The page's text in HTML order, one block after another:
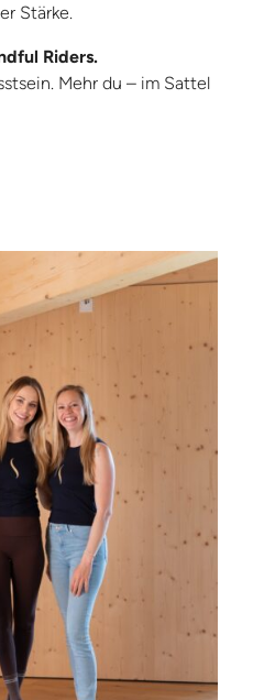
Stärke.
Riders.
Mehr du – im Sattel